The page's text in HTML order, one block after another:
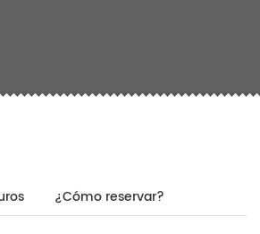
¿Cómo reservar?